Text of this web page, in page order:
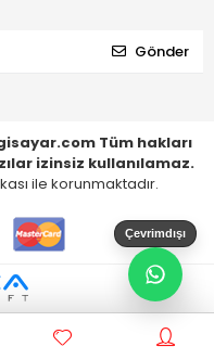
Gönder
Tüm hakları
izinsiz kullanılamaz.
ile korunmaktadır.
Çevrimdışı